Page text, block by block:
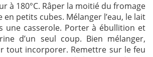
à 180°C. Râper la moitié du fromage
petits cubes. Mélanger l’eau, le lait
une casserole. Porter à ébullition et
d’un seul coup. Bien mélanger,
tout incorporer. Remettre sur le feu